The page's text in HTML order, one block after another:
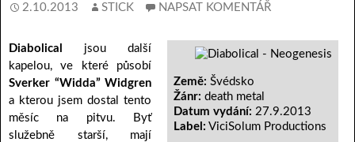
2.10.2013 STICK NAPSAT KOMENTÁŘ
Země: Švédsko
Žánr: death metal
Datum vydání: 27.9.2013
Label: ViciSolum Productions
Diabolical
jsou další
kapelou, ve které působí
Sverker “Widda” Widgren
a kterou jsem dostal tento
měsíc na pitvu. Byť
služebně starší, mají